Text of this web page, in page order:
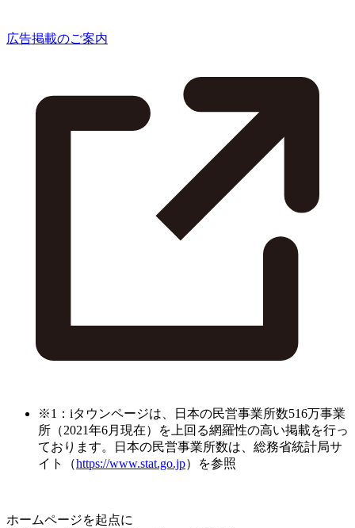
広告掲載のご案内
※1：iタウンページは、日本の民営事業所数516万事業
所（2021年6月現在）を上回る網羅性の高い掲載を行っ
ております。日本の民営事業所数は、総務省統計局サ
イト（https://www.stat.go.jp）を参照
ホームページを起点に